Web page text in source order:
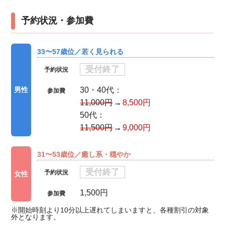
予約状況・参加費
男性
33〜57歳位／若く見られる
予約状況 受付終了
参加費
30・40代：
11,000円
8,500円
50代：
11,500円
9,000円
女性
31〜53歳位／癒し系・穏やか
予約状況 受付終了
参加費 1,500円
※開始時刻より10分以上遅れてしまいますと、各種割引の対象
外となります。